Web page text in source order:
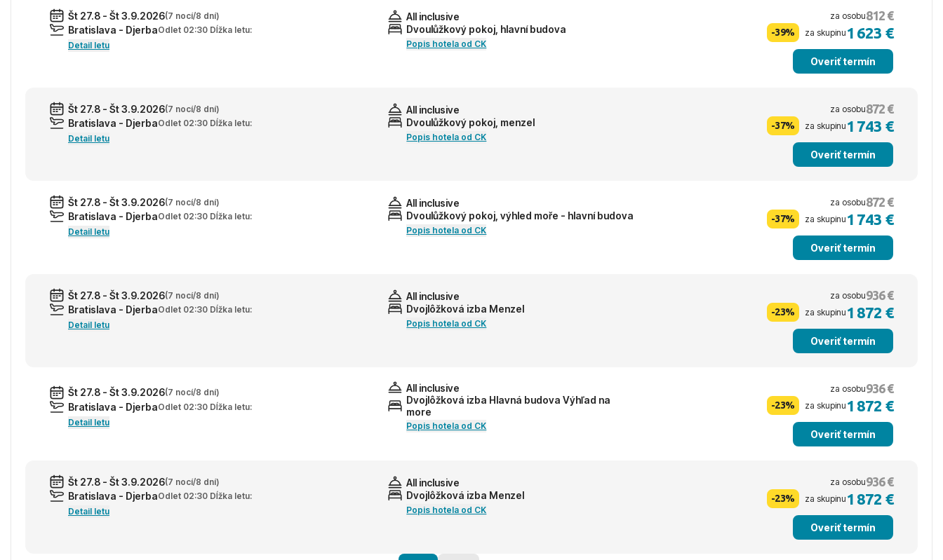
Št 27.8 - Št 3.9.2026(7 nocí/8 dní)
Bratislava - DjerbaOdlet 02:30 Dĺžka letu:
Detail letu
All inclusive
Dvoulůžkový pokoj, hlavní budova
Popis hotela od CK
za osobu812 €
-39% za skupinu 1 623 €
Overiť termín
Št 27.8 - Št 3.9.2026(7 nocí/8 dní)
Bratislava - DjerbaOdlet 02:30 Dĺžka letu:
Detail letu
All inclusive
Dvoulůžkový pokoj, menzel
Popis hotela od CK
za osobu872 €
-37% za skupinu 1 743 €
Overiť termín
Št 27.8 - Št 3.9.2026(7 nocí/8 dní)
Bratislava - DjerbaOdlet 02:30 Dĺžka letu:
Detail letu
All inclusive
Dvoulůžkový pokoj, výhled moře - hlavní budova
Popis hotela od CK
za osobu872 €
-37% za skupinu 1 743 €
Overiť termín
Št 27.8 - Št 3.9.2026(7 nocí/8 dní)
Bratislava - DjerbaOdlet 02:30 Dĺžka letu:
Detail letu
All inclusive
Dvojlôžková izba Menzel
Popis hotela od CK
za osobu936 €
-23% za skupinu 1 872 €
Overiť termín
Št 27.8 - Št 3.9.2026(7 nocí/8 dní)
Bratislava - DjerbaOdlet 02:30 Dĺžka letu:
Detail letu
All inclusive
Dvojlôžková izba Hlavná budova Výhľad na
more
Popis hotela od CK
za osobu936 €
-23% za skupinu 1 872 €
Overiť termín
Št 27.8 - Št 3.9.2026(7 nocí/8 dní)
Bratislava - DjerbaOdlet 02:30 Dĺžka letu:
Detail letu
All inclusive
Dvojlôžková izba Menzel
Popis hotela od CK
za osobu936 €
-23% za skupinu 1 872 €
Overiť termín